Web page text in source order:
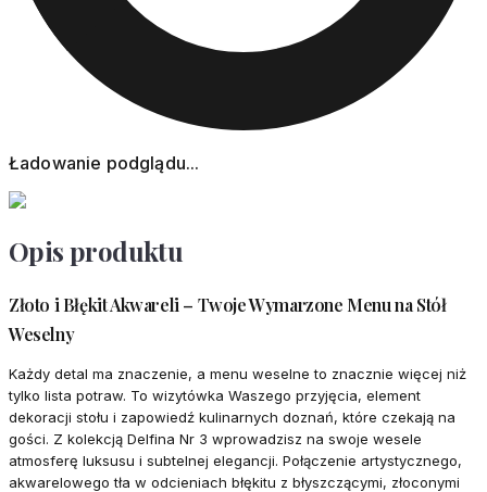
Ładowanie podglądu...
Opis produktu
Złoto i Błękit Akwareli – Twoje Wymarzone Menu na Stół
Weselny
Każdy detal ma znaczenie, a menu weselne to znacznie więcej niż
tylko lista potraw. To wizytówka Waszego przyjęcia, element
dekoracji stołu i zapowiedź kulinarnych doznań, które czekają na
gości. Z kolekcją Delfina Nr 3 wprowadzisz na swoje wesele
atmosferę luksusu i subtelnej elegancji. Połączenie artystycznego,
akwarelowego tła w odcieniach błękitu z błyszczącymi, złoconymi